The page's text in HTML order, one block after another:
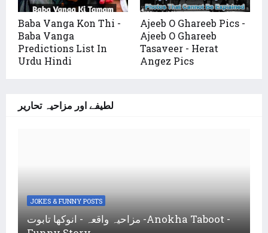
Baba Vanga Kon Thi -
Baba Vanga
Predictions List In
Urdu Hindi
Ajeeb O Ghareeb Pics -
Ajeeb O Ghareeb
Tasaveer - Herat
Angez Pics
لطیفے اور مزاحیہ تحاریر
JOKES & FUNNY POSTS
مزاحیہ واقعہ - انوکھا تابوت -Anokha Taboot -